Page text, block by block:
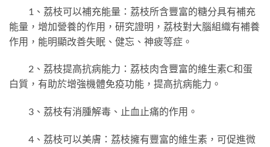
1、荔枝可以補充能量：荔枝所含豐富的糖分具有補充
能量，增加營養的作用，研究證明，荔枝對大腦組織有補養
作用，能明顯改善失眠、健忘、神疲等症。
2、荔枝提高抗病能力：荔枝肉含豐富的維生素C和蛋
白質，有助於增強機體免疫功能，提高抗病能力。
3、荔枝有消腫解毒、止血止痛的作用。
4、荔枝可以美膚：荔枝擁有豐富的維生素，可促進微